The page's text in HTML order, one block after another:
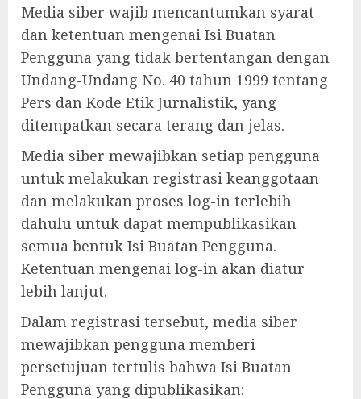
Media siber wajib mencantumkan syarat
dan ketentuan mengenai Isi Buatan
Pengguna yang tidak bertentangan dengan
Undang-Undang No. 40 tahun 1999 tentang
Pers dan Kode Etik Jurnalistik, yang
ditempatkan secara terang dan jelas.
Media siber mewajibkan setiap pengguna
untuk melakukan registrasi keanggotaan
dan melakukan proses log-in terlebih
dahulu untuk dapat mempublikasikan
semua bentuk Isi Buatan Pengguna.
Ketentuan mengenai log-in akan diatur
lebih lanjut.
Dalam registrasi tersebut, media siber
mewajibkan pengguna memberi
persetujuan tertulis bahwa Isi Buatan
Pengguna yang dipublikasikan: